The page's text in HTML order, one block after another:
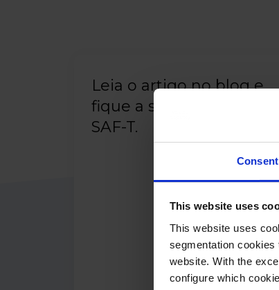
Consent
This website uses
This website uses
segmentation
website. With the
configure which
Leia o artigo no blog e
fique a saber mais sobre
SAF-T.